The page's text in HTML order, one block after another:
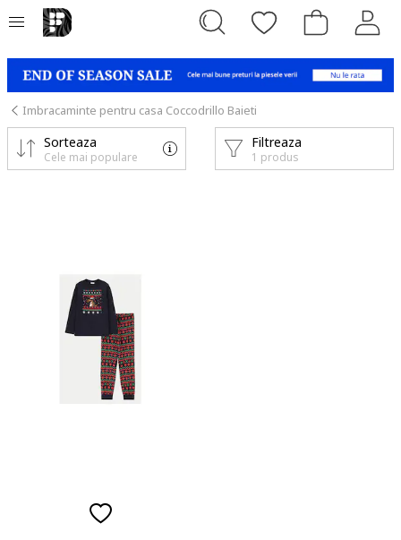
Imbracaminte pentru casa Coccodrillo Baieti
Filtreaza
1 produs
Sorteaza
Cele mai populare